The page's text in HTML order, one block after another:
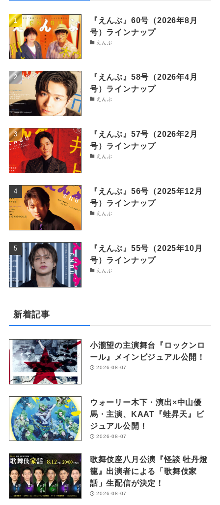
『えんぶ』60号（2026年8月
号）ラインナップ
えんぶ
『えんぶ』58号（2026年4月
号）ラインナップ
えんぶ
『えんぶ』57号（2026年2月
号）ラインナップ
えんぶ
『えんぶ』56号（2025年12月
号）ラインナップ
えんぶ
『えんぶ』55号（2025年10月
号）ラインナップ
えんぶ
新着記事
小瀧望の主演舞台『ロックンロ
ール』メインビジュアル公開！
2026-08-07
ウォーリー木下・演出×中山優
馬・主演、KAAT『蛙昇天』ビ
ジュアル公開！
2026-08-07
歌舞伎座八月公演『怪談 牡丹燈
籠』出演者による「歌舞伎家
話」生配信が決定！
2026-08-07